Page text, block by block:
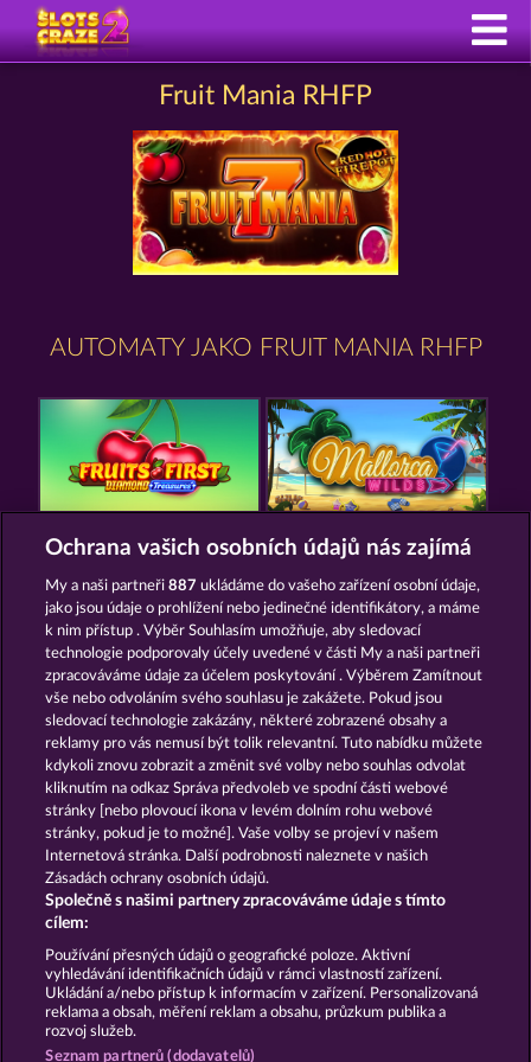
Fruit Mania RHFP
AUTOMATY JAKO FRUIT MANIA RHFP
FRUITS FIRST DIAMOND TREASURES MALLORCA WILDS
STICKY DIAMONDS 40 SEVENS
Podmínky Prohlášení o ochraně údajů
Kontakt Společnost Časté dotazy
Facebook
Podat Žádost o Odstoupení
Ochrana vašich osobních údajů nás zajímá
My a naši partneři887 ukládáme do vašeho zařízení osobní údaje,
jako jsou údaje o prohlížení nebo jedinečné identifikátory, a máme
k nim přístup . Výběr Souhlasím umožňuje, aby sledovací
technologie podporovaly účely uvedené v části My a naši partneři
zpracováváme údaje za účelem poskytování . Výběrem Zamítnout
vše nebo odvoláním svého souhlasu je zakážete. Pokud jsou
sledovací technologie zakázány, některé zobrazené obsahy a
reklamy pro vás nemusí být tolik relevantní. Tuto nabídku můžete
kdykoli znovu zobrazit a změnit své volby nebo souhlas odvolat
kliknutím na odkaz Správa předvoleb ve spodní části webové
stránky [nebo plovoucí ikona v levém dolním rohu webové
stránky, pokud je to možné]. Vaše volby se projeví v našem
Internetová stránka. Další podrobnosti naleznete v našich
Zásadách ochrany osobních údajů.
Společně s našimi partnery zpracováváme údaje s tímto
cílem:
Používání přesných údajů o geografické poloze. Aktivní
vyhledávání identifikačních údajů v rámci vlastností zařízení.
Ukládání a/nebo přístup k informacím v zařízení. Personalizovaná
reklama a obsah, měření reklam a obsahu, průzkum publika a
rozvoj služeb.
Seznam partnerů (dodavatelů)